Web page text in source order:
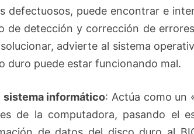
defectuosos, puede encontrar e
de detección y corrección de
advierte al sistema
duro puede estar funcionando mal.
informático: Actúa como un
de la computadora, pasando el